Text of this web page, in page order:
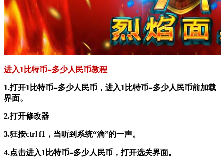
进入1比特币=多少人民币教程
1.打开1比特币=多少人民币，进入1比特币=多少人民币前加载
界面。
2.打开修改器
3.狂按ctrl f1，当听到系统“滴”的一声。
4.点击进入1比特币=多少人民币，打开选关界面。